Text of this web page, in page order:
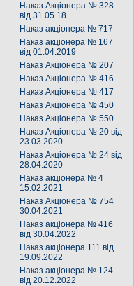
Наказ Акціонера № 328
від 31.05.18
Наказ акціонера № 717
Наказ акціонера № 167
від 01.04.2019
Наказ Акціонера № 207
Наказ Акціонера № 416
Наказ Акціонера № 417
Наказ Акціонера № 450
Наказ Акціонера № 550
Наказ Акціонера № 20 від
23.03.2020
Наказ Акціонера № 24 від
28.04.2020
Наказ акціонера № 4
15.02.2021
Наказ Акціонера № 754
30.04.2021
Наказ акціонера № 416
від 30.04.2022
Наказ акціонера 111 від
19.09.2022
Наказ акціонера № 124
від 20.12.2022